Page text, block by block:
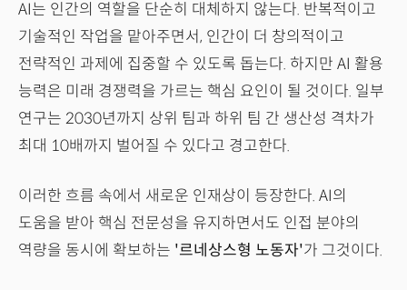
AI는 인간의 역할을 단순히 대체하지 않는다. 반복적이고
기술적인 작업을 맡아주면서, 인간이 더 창의적이고
전략적인 과제에 집중할 수 있도록 돕는다. 하지만 AI 활용
능력은 미래 경쟁력을 가르는 핵심 요인이 될 것이다. 일부
연구는 2030년까지 상위 팀과 하위 팀 간 생산성 격차가
최대 10배까지 벌어질 수 있다고 경고한다.
이러한 흐름 속에서 새로운 인재상이 등장한다. AI의
도움을 받아 핵심 전문성을 유지하면서도 인접 분야의
역량을 동시에 확보하는 '르네상스형 노동자'가 그것이다.